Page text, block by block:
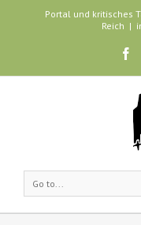
Portal und kritisches
Reich |
Go to...